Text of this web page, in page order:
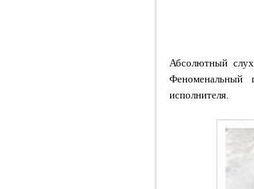
Абсолютный
Феноменальный
исполнителя.